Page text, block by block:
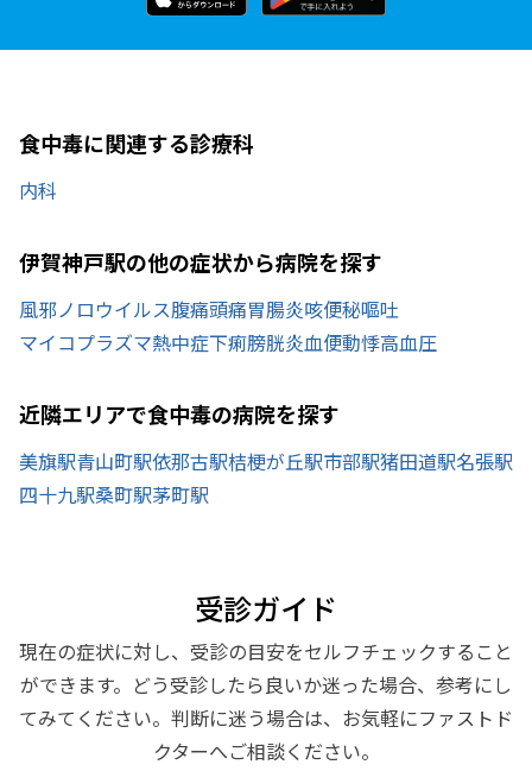
食中毒に関連する診療科
内科
伊賀神戸駅の他の症状から病院を探す
風邪ノロウイルス腹痛頭痛胃腸炎咳便秘嘔吐
マイコプラズマ熱中症下痢膀胱炎血便動悸高血圧
近隣エリアで食中毒の病院を探す
美旗駅青山町駅依那古駅桔梗が丘駅市部駅猪田道駅名張駅
四十九駅桑町駅茅町駅
受診ガイド
現在の症状に対し、受診の目安をセルフチェックすること
ができます。どう受診したら良いか迷った場合、参考にし
てみてください。判断に迷う場合は、お気軽にファストド
クターへご相談ください。